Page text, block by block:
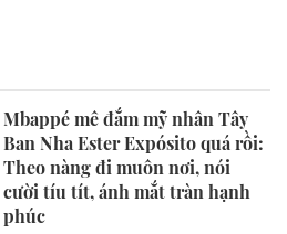
Mbappé mê đắm mỹ nhân Tây
Ban Nha Ester Expósito quá rồi:
Theo nàng đi muôn nơi, nói
cười tíu tít, ánh mắt tràn hạnh
phúc